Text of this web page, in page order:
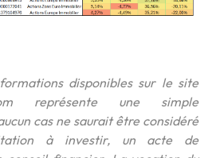
disponibles sur le site
représente une simple
cas ne saurait être considéré
à investir, un acte de